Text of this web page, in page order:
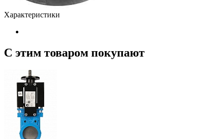
Характеристики
С этим товаром покупают